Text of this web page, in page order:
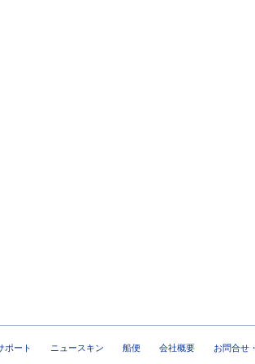
ポート ニュースキン 船便 会社概要 お問合せ